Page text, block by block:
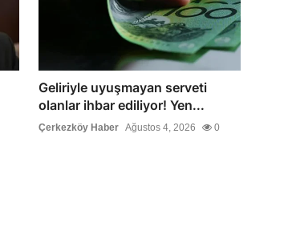
Geliriyle uyuşmayan serveti
olanlar ihbar ediliyor! Yen...
Çerkezköy Haber Ağustos 4, 2026 0